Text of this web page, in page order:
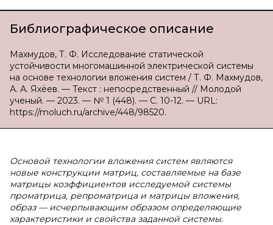
Библиографическое описание
Махмудов, Т. Ф. Исследование статической
устойчивости многомашинной электрической системы
на основе технологии вложения систем / Т. Ф. Махмудов,
А. А. Яхёев. — Текст : непосредственный // Молодой
ученый. — 2023. — № 1 (448). — С. 10-12. — URL:
https://moluch.ru/archive/448/98520.
Основой технологии вложения систем являются
новые конструкции матриц, составляемые на базе
матрицы коэффициентов исследуемой системы
проматрица, репроматрица и матрицы вложения,
образ — исчерпывающим образом определяющие
характеристики и свойства заданной системы.